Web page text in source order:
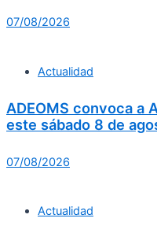
07/08/2026
Actualidad
ADEOMS convoca a
este sábado 8 de
07/08/2026
Actualidad